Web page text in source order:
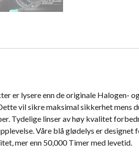
mengde
er lysere enn de originale Halogen-
vil sikre maksimal sikkerhet mens
Tydelige linser av høy kvalitet
Våre blå glødelys er
mer enn 50,000 Timer med levetid.